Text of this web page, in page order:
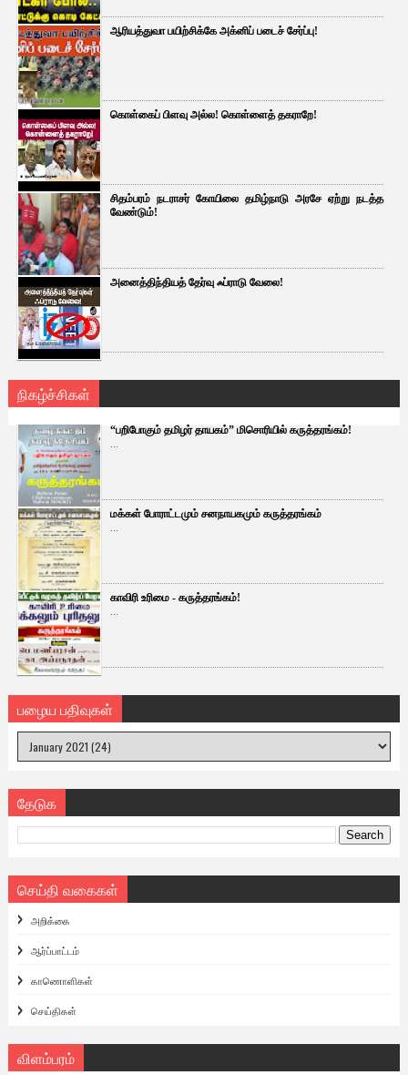
ஆரியத்துவா பயிற்சிக்கே அக்னிப் படைச் சேர்ப்பு!
கொள்கைப் பிளவு அல்ல! கொள்ளைத் தகராறே!
சிதம்பரம் நடராசர் கோயிலை தமிழ்நாடு அரசே ஏற்று நடத்த
வேண்டும்!
அனைத்திந்தியத் தேர்வு ஃப்ராடு வேலை!
நிகழ்ச்சிகள்
“பறிபோகும் தமிழர் தாயகம்” மிசொரியில் கருத்தரங்கம்!
...
மக்கள் போராட்டமும் சனநாயகமும் கருத்தரங்கம்
...
காவிரி உரிமை - கருத்தரங்கம்!
...
பழைய பதிவுகள்
தேடுக
செய்தி வகைகள்
அறிக்கை
ஆர்ப்பாட்டம்
காணொளிகள்
செய்திகள்
விளம்பரம்